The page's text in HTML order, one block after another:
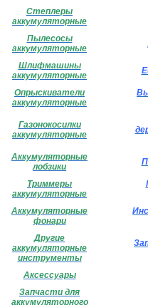
Степлеры
аккумуляторные
Пылесосы
аккумуляторные
Шлифмашины
аккумуляторные
Опрыскиватели
аккумуляторные
Газонокосилки
аккумуляторные
Аккумуляторные
лобзики
Триммеры
аккумуляторные
Аккумуляторные
фонари
Другие
аккумуляторные
инструменты
Аксессуары
Запчасти для
аккумуляторного
29500 руб.